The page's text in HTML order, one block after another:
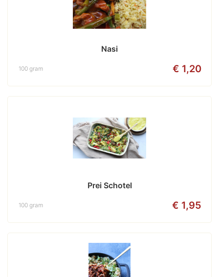
Nasi
€ 1,20
100 gram
Prei Schotel
€ 1,95
100 gram